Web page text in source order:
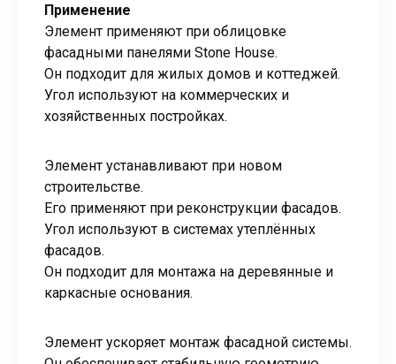
Применение
Элемент применяют при облицовке
фасадными панелями Stone House.
Он подходит для жилых домов и коттеджей.
Угол используют на коммерческих и
хозяйственных постройках.
Элемент устанавливают при новом
строительстве.
Его применяют при реконструкции фасадов.
Угол используют в системах утеплённых
фасадов.
Он подходит для монтажа на деревянные и
каркасные основания.
Элемент ускоряет монтаж фасадной системы.